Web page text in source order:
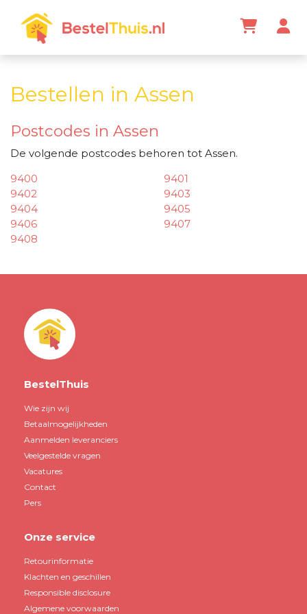
Bestellen in Assen
Postcodes in Assen
De volgende postcodes behoren tot Assen.
9400
9401
9402
9403
9404
9405
9406
9407
9408
BestelThuis
Wie zijn wij
Betaalmogelijkheden
Aanmelden leveranciers
Veelgestelde vragen
Vacatures
Contact
Pers
Onze service
Retourinformatie
Klachten en geschillen
Responsible disclosure
Algemene voorwaarden